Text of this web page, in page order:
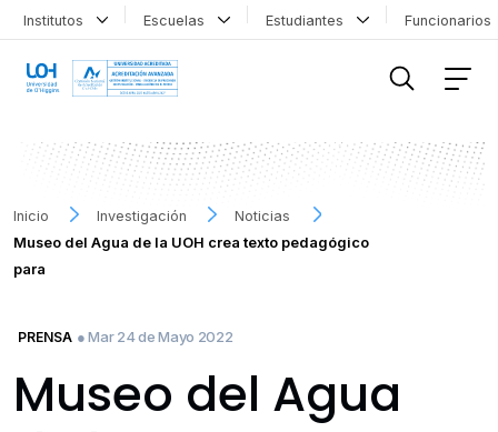
Institutos Escuelas Estudiantes
Inicio Investigación
Noticias
Museo del Agua de la UOH crea texto pedagógico
para
PRENSA ● Mar 24 de Mayo 2022
Museo del Agua